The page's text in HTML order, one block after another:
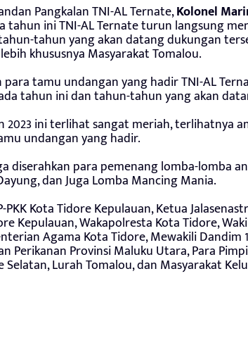
Pangkalan TNI-AL Ternate,Kolonel
tahun ini TNI-AL Ternate turun langsung
tahun yang akan datang dukungan
khususnya Masyarakat Tomalou.
para tamu undangan yang hadir TNI-AL
tahun ini dan tahun-tahun yang akan
2023 ini terlihat sangat meriah, terlihatnya
undangan yang hadir.
diserahkan para pemenang lomba-lomba
dan Juga Lomba Mancing Mania.
Kota Tidore Kepulauan, Ketua
Kepulauan, Wakapolresta Kota Tidore,
Agama Kota Tidore, Mewakili Dandim
Perikanan Provinsi Maluku Utara, Para
Lurah Tomalou, dan Masyarakat